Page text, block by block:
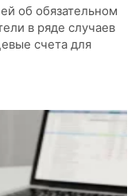
об обязательном
в ряде случаев
счета для